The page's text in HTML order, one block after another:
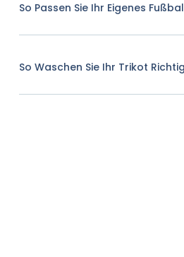
So Passen Sie Ihr Eigenes
So Waschen Sie Ihr Trikot